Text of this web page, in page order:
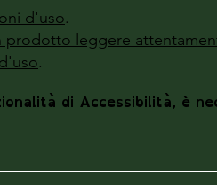
d'uso.
prodotto leggere
.
di Accessibilità, è